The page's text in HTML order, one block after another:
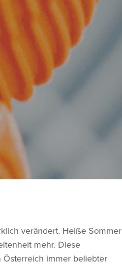
verändert. Heiße Sommer
mehr. Diese
Österreich immer beliebter